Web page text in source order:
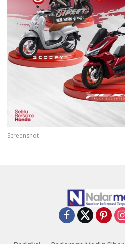
Screenshot